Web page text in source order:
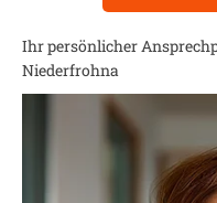
Ihr persönlicher
Niederfrohna